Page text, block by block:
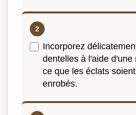
Incorporez
dentelles à l'aide d'une
ce que les éclats
enrobés.